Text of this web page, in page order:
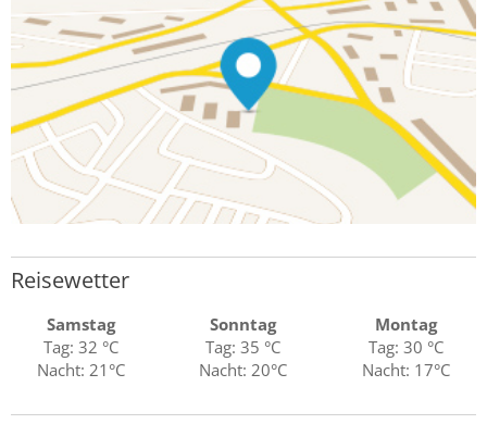
Reisewetter
Samstag
Tag: 32 °C
Nacht: 21°C
Sonntag
Tag: 35 °C
Nacht: 20°C
Montag
Tag: 30 °C
Nacht: 17°C